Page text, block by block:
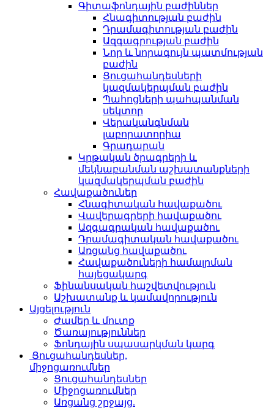
Գիտաֆոնդային բաժիններ
Հնագիտության բաժին
Դրամագիտության բաժին
Ազգագրության բաժին
Նոր և նորագույն պատմության
բաժին
Ցուցահանդեսների
կազմակերպման բաժին
Պահոցների պահպանման
սեկտոր
Վերականգնման
լաբորատորիա
Գրադարան
Կրթական ծրագրերի և
մեկնաբանման աշխատանքների
կազմակերպման բաժին
Հավաքածուներ
Հնագիտական հավաքածու
Վավերագրերի հավաքածու
Ազգագրական հավաքածու
Դրամագիտական հավաքածու
Առցանց հավաքածու
Հավաքածուների համալրման
հայեցակարգ
Ֆինանսական հաշվետվություն
Աշխատանք և կամավորություն
Այցելություն
Ժամեր և մուտք
Ծառայություններ
Ֆոնդային սպասարկման կարգ
Ցուցահանդեսներ,
միջոցառումներ
Ցուցահանդեսներ
Միջոցառումներ
Առցանց շրջայց.